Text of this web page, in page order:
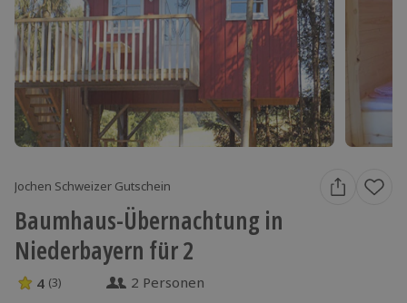
Jochen Schweizer Gutschein
Baumhaus-Übernachtung in
Niederbayern für 2
4 Sterne von 5 aus 3 Bewertungen
4 (3) 2 Personen